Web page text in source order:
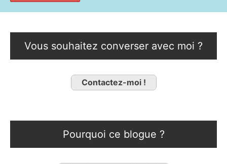
Vous souhaitez converser avec moi ?
Contactez-moi !
Pourquoi ce blogue ?